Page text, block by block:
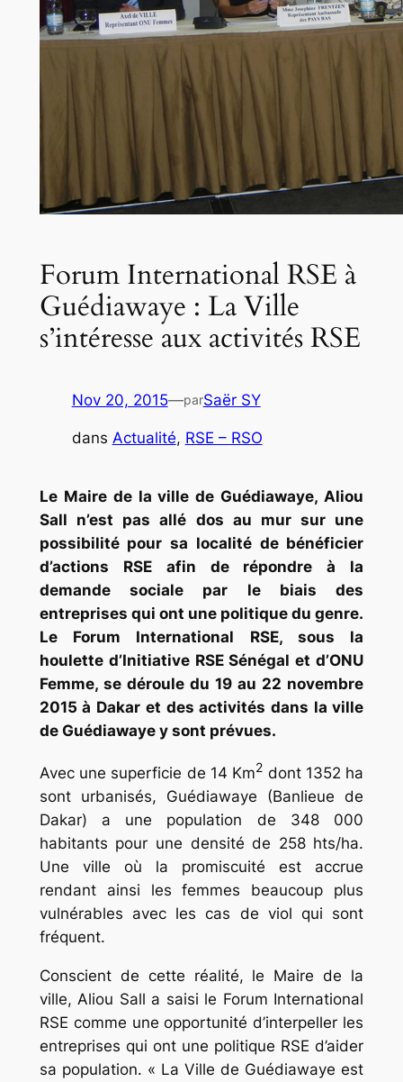
Forum International RSE à
Guédiawaye : La Ville
s’intéresse aux activités RSE
Nov 20, 2015—parSaër SY
dans Actualité, RSE – RSO
Le Maire de la ville de Guédiawaye, Aliou
Sall n’est pas allé dos au mur sur une
possibilité pour sa localité de bénéficier
d’actions RSE afin de répondre à la
demande sociale par le biais des
entreprises qui ont une politique du genre.
Le Forum International RSE, sous la
houlette d’Initiative RSE Sénégal et d’ONU
Femme, se déroule du 19 au 22 novembre
2015 à Dakar et des activités dans la ville
de Guédiawaye y sont prévues.
Avec une superficie de 14 Km2 dont 1352 ha
sont urbanisés, Guédiawaye (Banlieue de
Dakar) a une population de 348 000
habitants pour une densité de 258 hts/ha.
Une ville où la promiscuité est accrue
rendant ainsi les femmes beaucoup plus
vulnérables avec les cas de viol qui sont
fréquent.
Conscient de cette réalité, le Maire de la
ville, Aliou Sall a saisi le Forum International
RSE comme une opportunité d’interpeller les
entreprises qui ont une politique RSE d’aider
sa population. « La Ville de Guédiawaye est